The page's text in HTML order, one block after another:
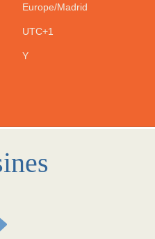
Europe/Madrid
UTC+1
Y